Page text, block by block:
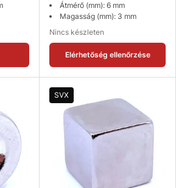
Átmérő (mm): 6 mm
Magasság (mm): 3 mm
Nincs készleten
Elérhetőség ellenőrzése
SVX